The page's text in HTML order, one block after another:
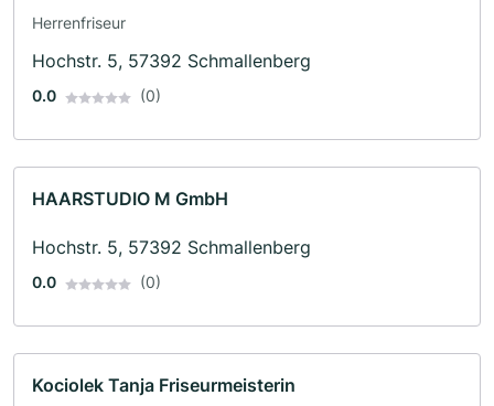
Herrenfriseur
Hochstr. 5, 57392 Schmallenberg
0.0 (0)
HAARSTUDIO M GmbH
Hochstr. 5, 57392 Schmallenberg
0.0 (0)
Kociolek Tanja Friseurmeisterin